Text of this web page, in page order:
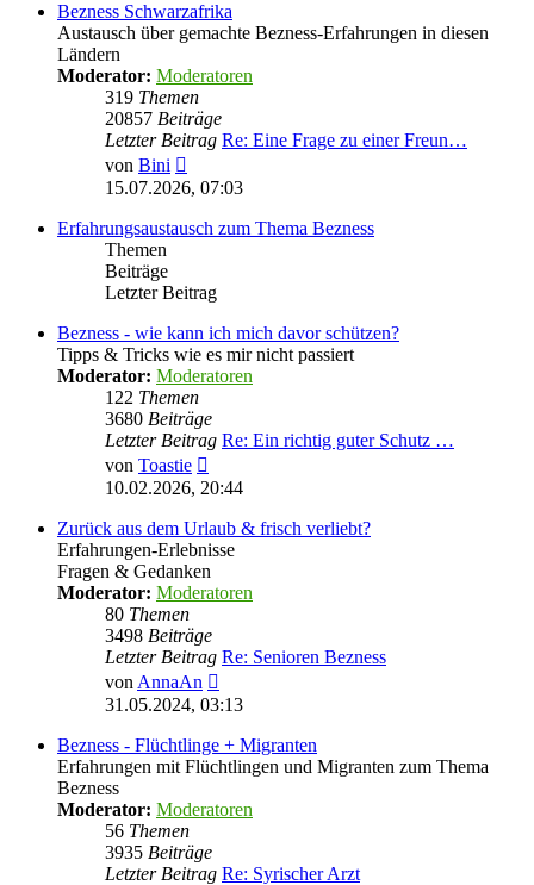
Bezness Schwarzafrika
Austausch über gemachte Bezness-Erfahrungen in diesen
Ländern
Moderator: Moderatoren
319 Themen
20857 Beiträge
Letzter Beitrag Re: Eine Frage zu einer Freun…
von Bini
Beitrag
15.07.2026, 07:03
Erfahrungsaustausch zum Thema Bezness
Themen
Beiträge
Letzter Beitrag
Bezness - wie kann ich mich davor schützen?
Tipps & Tricks wie es mir nicht passiert
Moderator: Moderatoren
122 Themen
3680 Beiträge
Letzter Beitrag Re: Ein richtig guter Schutz …
von Toastie
Beitrag
10.02.2026, 20:44
Zurück aus dem Urlaub & frisch verliebt?
Erfahrungen-Erlebnisse
Fragen & Gedanken
Moderator: Moderatoren
80 Themen
3498 Beiträge
Letzter Beitrag Re: Senioren Bezness
von AnnaAn
Beitrag
31.05.2024, 03:13
Bezness - Flüchtlinge + Migranten
Erfahrungen mit Flüchtlingen und Migranten zum Thema
Bezness
Moderator: Moderatoren
56 Themen
3935 Beiträge
Letzter Beitrag Re: Syrischer Arzt